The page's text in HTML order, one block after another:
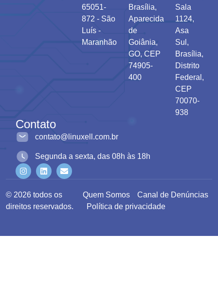
65051-
872 - São
Luís -
Maranhão
Brasília,
Aparecida
de
Goiânia,
GO, CEP
74905-
400
Sala
1124,
Asa
Sul,
Brasília,
Distrito
Federal,
CEP
70070-
938
Contato
contato@linuxell.com.br
Segunda a sexta, das 08h às 18h
© 2026 todos os
direitos reservados.
Quem Somos
Canal de Denúncias
Política de privacidade